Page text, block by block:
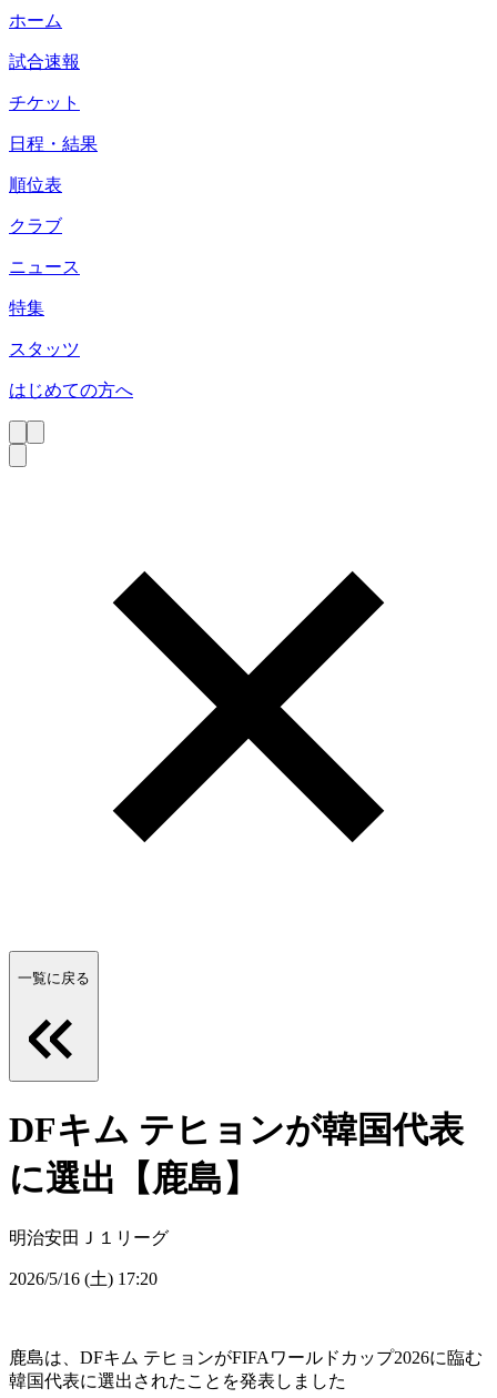
ホーム
試合速報
チケット
日程・結果
順位表
クラブ
ニュース
特集
スタッツ
はじめての方へ
一覧に戻る
DFキム テヒョンが韓国代表
に選出【鹿島】
明治安田Ｊ１リーグ
2026/5/16 (土) 17:20
鹿島は、DFキム テヒョンがFIFAワールドカップ2026に臨む
韓国代表に選出されたことを発表しました